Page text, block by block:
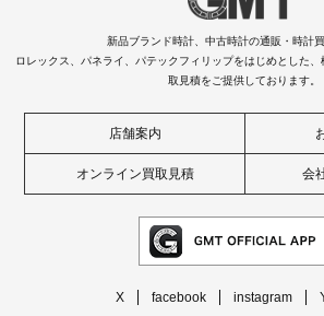
新品ブランド時計、中古時計の通販・時計
ロレックス、パネライ、パテックフィリップをはじめとした
取見積をご提供しております。
店舗案内
オンライン買取見積 会
X facebook instagram